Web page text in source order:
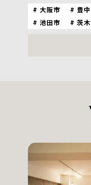
大阪市 豊
池田市
茨